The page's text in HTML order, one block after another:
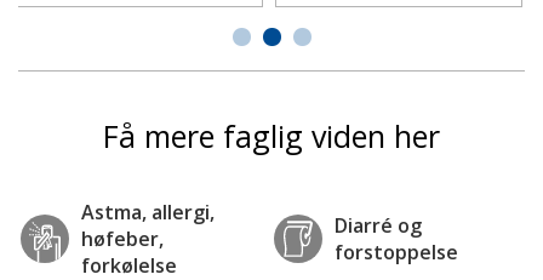
Få mere faglig viden her
Astma, allergi,
høfeber,
forkølelse
Diarré og
forstoppelse